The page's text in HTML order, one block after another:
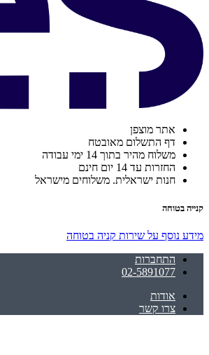
אתר מוצפן
דף התשלום מאובטח
משלוח מהיר בתוך 14 ימי עבודה
החזרות עד 14 יום חינם
חנות ישראלית. משלוחים מישראל
קנייה בטוחה
מידע נוסף על שירות קניה בטוחה
התחברות
02-5891077
אודות
צרו קשר